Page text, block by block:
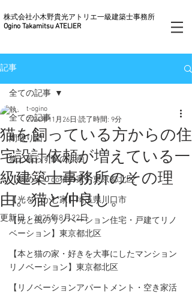
株式会社小木野貴光アトリエ一級建築士事務所
Ogino Takamitsu ATELIER
記事
全ての記事
間取り図
猫と暮らす家の計画
【斜め４０do猫の家】東京都北区
【光をつかむ家】埼玉県川口市
【光と風のリノベーション住宅・戸建てリノ
ベーション】東京都北区
【本と猫の家・好きを大事にしたマンション
リノベーション】東京都北区
【リノベーションアパートメント・空き家活
全ての記事
猫を飼っている方からの住
宅設計依頼が増えている一
級建築士事務所のその理
由。猫と仲良し。
t-ogino
2024年11月26日 読了時間: 9分
更新日：2025年8月22日